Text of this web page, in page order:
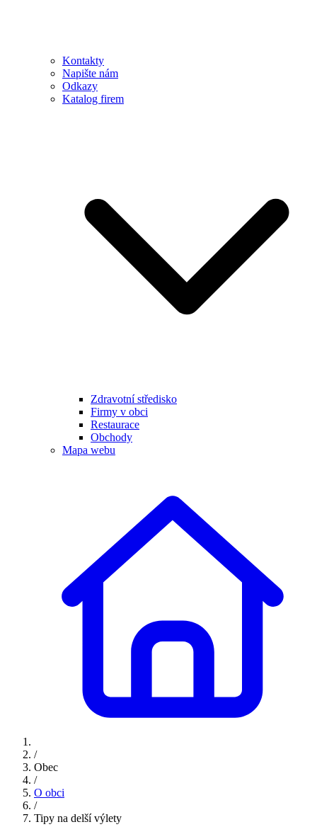
Kontakty
Napište nám
Odkazy
Katalog firem
Zdravotní středisko
Firmy v obci
Restaurace
Obchody
Mapa webu
/
Obec
/
O obci
/
Tipy na delší výlety